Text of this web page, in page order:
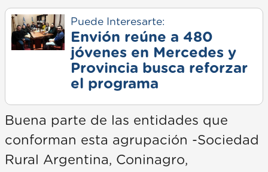
Puede Interesarte:
Envión reúne a 480
jóvenes en Mercedes y
Provincia busca reforzar
el programa
Buena parte de las entidades que
conforman esta agrupación -Sociedad
Rural Argentina, Coninagro,